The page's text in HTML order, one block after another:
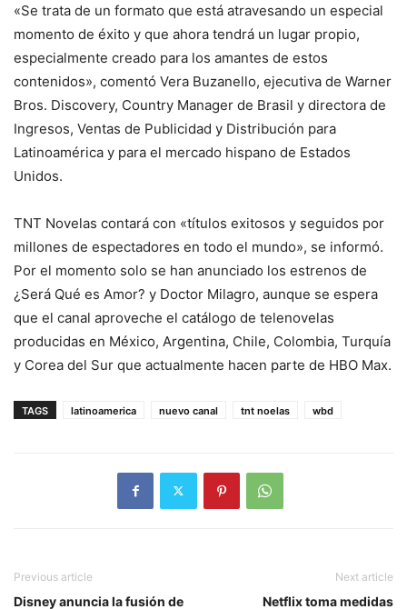
«Se trata de un formato que está atravesando un especial
momento de éxito y que ahora tendrá un lugar propio,
especialmente creado para los amantes de estos
contenidos», comentó Vera Buzanello, ejecutiva de Warner
Bros. Discovery, Country Manager de Brasil y directora de
Ingresos, Ventas de Publicidad y Distribución para
Latinoamérica y para el mercado hispano de Estados
Unidos.
TNT Novelas contará con «títulos exitosos y seguidos por
millones de espectadores en todo el mundo», se informó.
Por el momento solo se han anunciado los estrenos de
¿Será Qué es Amor? y Doctor Milagro, aunque se espera
que el canal aproveche el catálogo de telenovelas
producidas en México, Argentina, Chile, Colombia, Turquía
y Corea del Sur que actualmente hacen parte de HBO Max.
TAGS latinoamerica nuevo canal tnt noelas wbd
Previous article
Disney anuncia la fusión de
Next article
Netflix toma medidas